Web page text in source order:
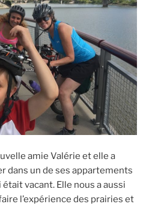
amie Valérie et elle a
dans un de ses appartements
vacant. Elle nous a aussi
l’expérience des prairies et